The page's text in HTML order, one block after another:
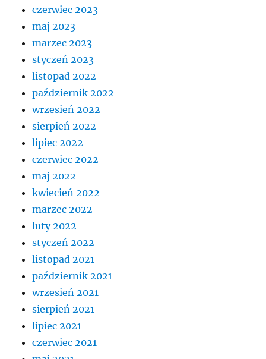
czerwiec 2023
maj 2023
marzec 2023
styczeń 2023
listopad 2022
październik 2022
wrzesień 2022
sierpień 2022
lipiec 2022
czerwiec 2022
maj 2022
kwiecień 2022
marzec 2022
luty 2022
styczeń 2022
listopad 2021
październik 2021
wrzesień 2021
sierpień 2021
lipiec 2021
czerwiec 2021